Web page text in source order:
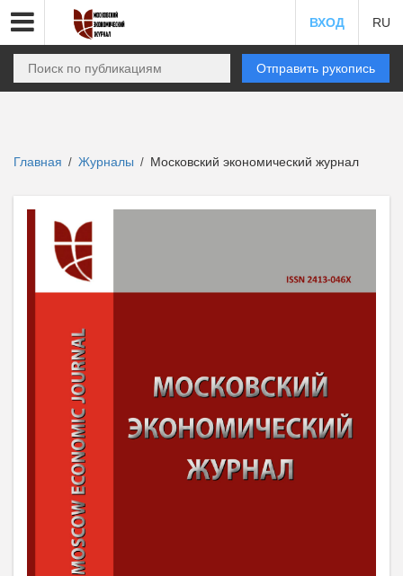
ВХОД RU
Отправить рукопись
Главная / Журналы / Московский экономический журнал